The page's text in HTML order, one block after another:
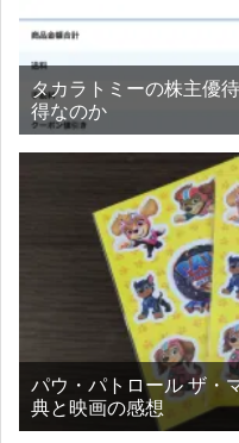
タカラトミーの株主優
得なのか
パウ・パトロール ザ・
典と映画の感想